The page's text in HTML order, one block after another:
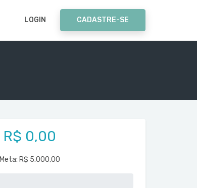
LOGIN CADASTRE-SE
R$ 0,00
Meta: R$ 5.000,00